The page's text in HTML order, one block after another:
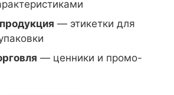
— этикетки для
— ценники и промо-